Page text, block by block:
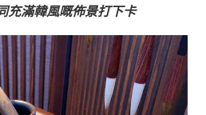
充滿韓風嘅佈景打下卡